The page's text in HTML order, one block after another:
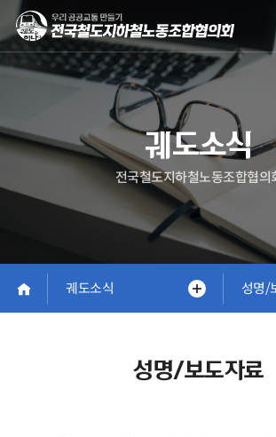
Skip
main
content
궤도소식
전국철도지하철노동조합협의
궤도소식 성명/
성명/보도자료